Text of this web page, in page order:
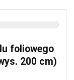
foliowego
200 cm)